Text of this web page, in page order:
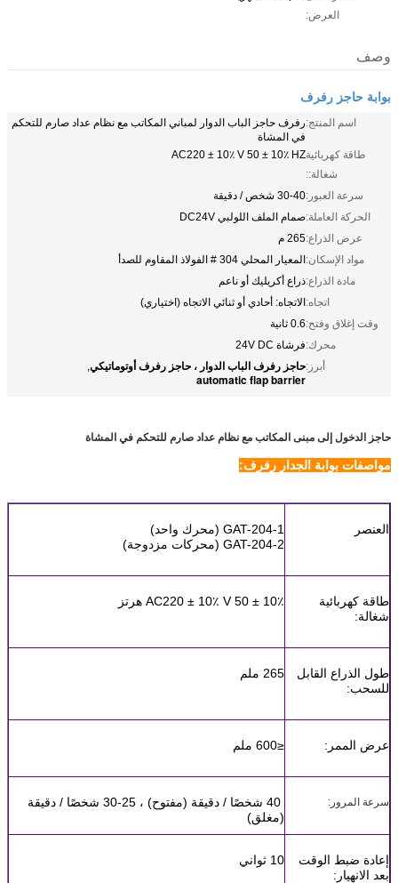
العرض:
وصف
بوابة حاجز رفرف
اسم المنتج:رفرف حاجز الباب الدوار لمباني المكاتب مع نظام عداد صارم للتحكم
في المشاة
طاقة كهربائية
شغالة::
AC220 ± 10٪ V 50 ± 10٪ HZ
سرعة العبور:30-40 شخص / دقيقة
الحركة العاملة:صمام الملف اللولبي DC24V
عرض الذراع:265 م
مواد الإسكان:المعيار المحلي 304 # الفولاذ المقاوم للصدأ
مادة الذراع:ذراع أكريليك أو ناعم
اتجاه:الاتجاه: أحادي أو ثنائي الاتجاه (اختياري)
وقت إغلاق وفتح:0.6 ثانية
محرك:فرشاة 24V DC
أبرز:حاجز رفرف الباب الدوار ، حاجز رفرف أوتوماتيكي,
automatic flap barrier
حاجز الدخول إلى مبنى المكاتب مع نظام عداد صارم للتحكم في المشاة
مواصفات بوابة الجدار رفرف:
العنصر
GAT-204-1 (محرك واحد)
GAT-204-2 (محركات مزدوجة)
طاقة كهربائية
شغالة:
AC220 ± 10٪ V 50 ± 10٪ هرتز
طول الذراع القابل
للسحب:
265 ملم
عرض الممر: ≤600 ملم
سرعة المرور:
40 شخصًا / دقيقة (مفتوح) ، 25-30 شخصًا / دقيقة
(مغلق)
إعادة ضبط الوقت
بعد الانهيار:
10 ثواني